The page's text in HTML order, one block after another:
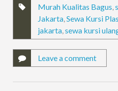
Murah Kualitas Bagus,
Jakarta,Sewa Kursi
jakarta,sewa kursi
Leave a comment